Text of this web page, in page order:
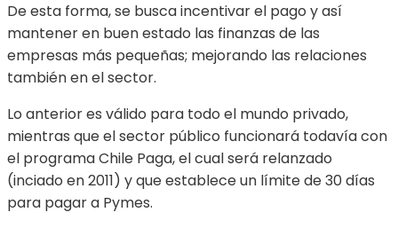
De esta forma, se busca incentivar el pago y así
mantener en buen estado las finanzas de las
empresas más pequeñas; mejorando las relaciones
también en el sector.
Lo anterior es válido para todo el mundo privado,
mientras que el sector público funcionará todavía con
el programa Chile Paga, el cual será relanzado
(inciado en 2011) y que establece un límite de 30 días
para pagar a Pymes.